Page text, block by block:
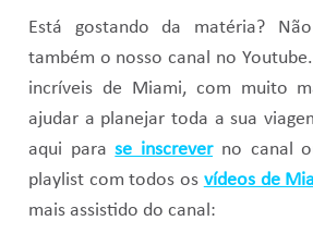
Está gostando da matéria?
também o nosso canal no
incríveis de Miami, com muito
ajudar a planejar toda a sua
aqui parase inscreverno canal
playlist com todos os vídeos de
mais assistido do canal: